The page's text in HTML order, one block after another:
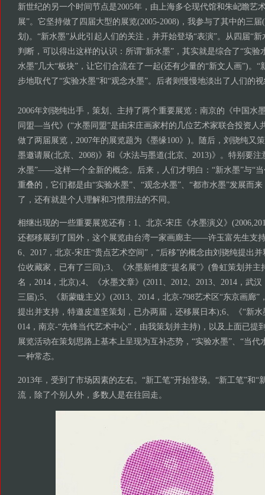
新世纪的另一个时间节点是2005年，由上海多仑现代馆和朱屺瞻艺
展”。它坚持做了四届大型的展览(2005-2008)，我参与了其中的三
划)。“新水墨”从此引起人们的关注，并开始登场“表演”。从四届“
判断，可以得出这样的认识：所谓“新水墨”，其实就是综合了“实验
水墨”几大“板块”，让它们合流在了一起(还有少量的“新文人画”)。“
步地取代了“实验水墨”和“观念水墨”。后者则慢慢地淡出了人们的
2006年刘骁纯出手，策划、主持了两个重要展览：南京的《中国水
同盟—当代》(“水墨同盟”是由宋庄画家村的几位艺术家联合投资人
做了两届展览，2007年的展览题为《墨缘100》)。随后，刘骁纯又
墨邀请展(北京、2008)》和《水法与墨道(北京、2013)》。特别要注
水墨”——这样一个全新的概念。后来，人们才明白：“新水墨”与“
重叠的，它们都是由“实验水墨”、“观念水墨”、“都市水墨”发展而
了，还有就是个人理解和习惯用法的不同。
相继出现的一些重要展览还有：1、北京-宋庄《水墨演义》
还都移展到了国外，这个展览由台湾一家画廊主——许玉富先生支
6、2017，北京-宋庄“贵点艺术空间”，“后移”的概念由刘骁纯提出
位收藏家，已有了三回);3、《水墨新维度“提名展”》(鲁虹策划并主
名，2014，北京);4、《水墨文章》(2011、2012、2013、2014，武
三届);5、《新蒙眬主义》(2013、2014，北京-798艺术区“东京画廊”
提出并支持，特邀皮道坚策划，已办两届，还移展日本);6、《“新
014，南京-“先锋当代艺术中心”，由我策划并主持)，以及上面已提
展览活动在策划思路上基本上呈现为互补态势，“实验水墨”、“当代
一种常态。
2013年，受到了市场因素的左右。“新工笔”开始登场。“新工笔”和“
流，除了个别人外，多数人是在往回走。